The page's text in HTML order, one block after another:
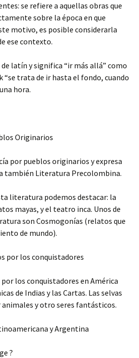
se refiere a aquellas obras que
sobre la época en que
motivo, es posible considerarla
ese contexto.
latín y significa “ir más allá” como
“se trata de ir hasta el fondo, cuando
hora.
Originarios
por pueblos originarios y expresa
también Literatura Precolombina.
literatura podemos destacar: la
mayas, y el teatro inca. Unos de
son Cosmogonías (relatos que
de mundo).
los conquistadores
los conquistadores en América
de Indias y las Cartas. Las selvas
y otro seres fantásticos.
y Argentina
?